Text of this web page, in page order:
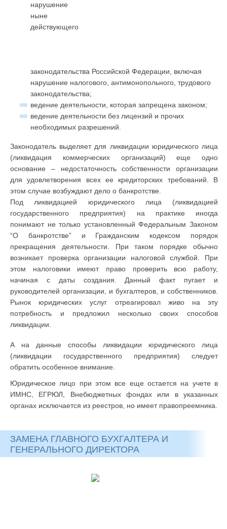
нарушение
ныне
действующего
законодательства Российской Федерации, включая
нарушение налогового, антимонопольного, трудового
законодательства;
ведение деятельности, которая запрещена законом;
ведение деятельности без лицензий и прочих
необходимых разрешений.
Законодатель выделяет для ликвидации юридического лица
(ликвидация коммерческих организаций) еще одно
основание – недостаточность собственности организации
для удовлетворения всех ее кредиторских требований. В
этом случае возбуждают дело о банкротстве.
Под ликвидацией юридического лица (ликвидацией
государственного предприятия) на практике иногда
понимают не только установленный Федеральным Законом
“О банкротстве” и Гражданским кодексом порядок
прекращения деятельности. При таком порядке обычно
возникает проверка организации налоговой службой. При
этом налоговики имеют право проверить всю работу,
начиная с даты создания. Данный факт пугает и
руководителей организации, и бухгалтеров, и собственников.
Рынок юридических услуг отреагировал живо на эту
потребность и предложил несколько своих способов
ликвидации.
А на данные способы ликвидации юридического лица
(ликвидации государственного предприятия) следует
обратить особенное внимание.
Юридическое лицо при этом все еще остается на учете в
ИМНС, ЕГРЮЛ, Внебюджетных фондах или в указанных
органах исключается из реестров, но имеет правопреемника.
ЗАМЕНА ГЛАВНОГО БУХГАЛТЕРА И
ГЕНЕРАЛЬНОГО ДИРЕКТОРА